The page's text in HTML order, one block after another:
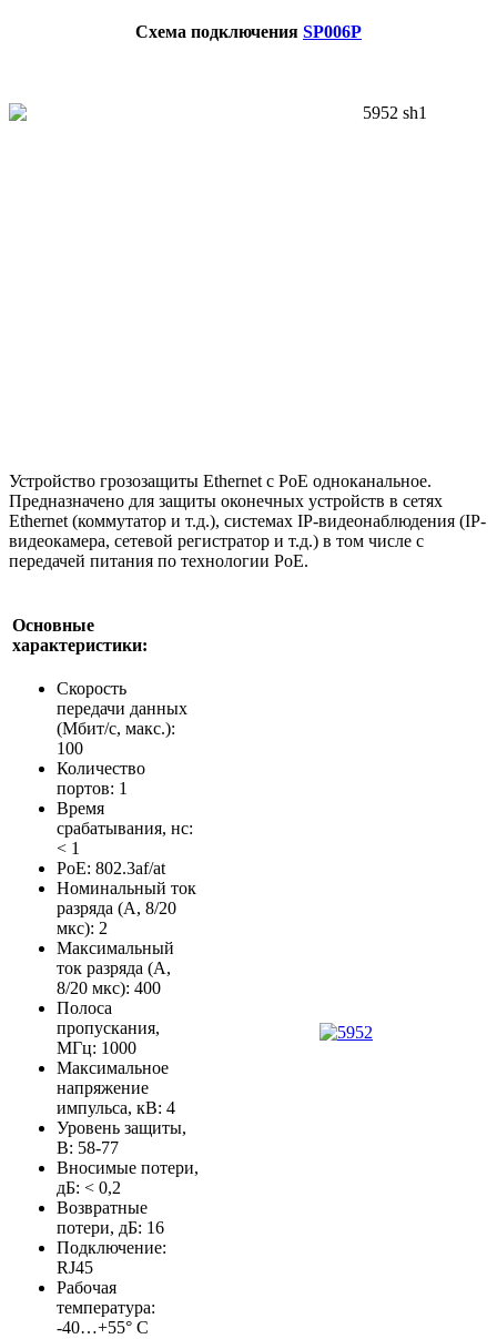
Схема подключения SP006P
Устройство грозозащиты Ethernet c PoE одноканальное.
Предназначено для защиты оконечных устройств в сетях
Ethernet (коммутатор и т.д.), системах IP-видеонаблюдения (IP-
видеокамера, сетевой регистратор и т.д.) в том числе с
передачей питания по технологии PoE.
Основные
характеристики:
Скорость
передачи данных
(Мбит/с, макс.):
100
Количество
портов: 1
Время
срабатывания, нс:
< 1
PoE: 802.3af/at
Номинальный ток
разряда (А, 8/20
мкс): 2
Максимальный
ток разряда (А,
8/20 мкс): 400
Полоса
пропускания,
МГц: 1000
Максимальное
напряжение
импульса, кВ: 4
Уровень защиты,
В: 58-77
Вносимые потери,
дБ: < 0,2
Возвратные
потери, дБ: 16
Подключение:
RJ45
Рабочая
температура:
-40…+55° C